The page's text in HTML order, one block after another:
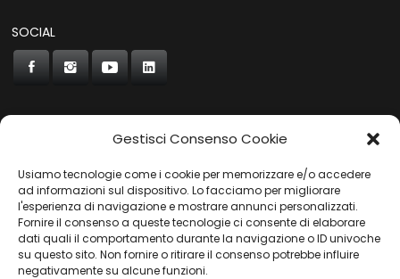
Gestisci Consenso Cookie
Usiamo tecnologie come i cookie per memorizzare e/o accedere
ad informazioni sul dispositivo. Lo facciamo per migliorare
l'esperienza di navigazione e mostrare annunci personalizzati.
Fornire il consenso a queste tecnologie ci consente di elaborare
dati quali il comportamento durante la navigazione o ID univoche
su questo sito. Non fornire o ritirare il consenso potrebbe influire
negativamente su alcune funzioni.
SOCIAL
CONCORDE
AUTOCHIAVARI
Gruppo Carfin SPA |P.IVA: 03859710109 |Sede Legale:
Via L. Perini 50 - 16152 Genova | © 2025